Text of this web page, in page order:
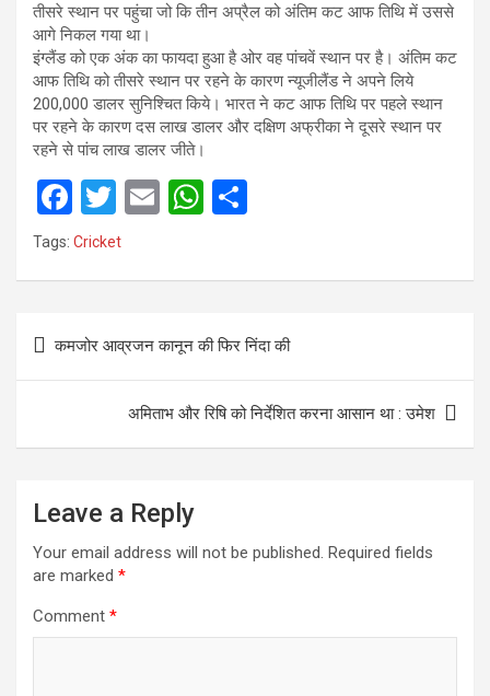
तीसरे स्थान पर पहुंचा जो कि तीन अप्रैल को अंतिम कट आफ तिथि में उससे
आगे निकल गया था।
इंग्लैंड को एक अंक का फायदा हुआ है ओर वह पांचवें स्थान पर है। अंतिम कट
आफ तिथि को तीसरे स्थान पर रहने के कारण न्यूजीलैंड ने अपने लिये
200,000 डालर सुनिश्चित किये। भारत ने कट आफ तिथि पर पहले स्थान
पर रहने के कारण दस लाख डालर और दक्षिण अफ्रीका ने दूसरे स्थान पर
रहने से पांच लाख डालर जीते।
F
a
o
o
T
wi
E
W
A
p
p
Tags: Cricket
navigation
कमजोर आव्रजन कानून की फिर निंदा की
अमिताभ और रिषि को निर्देशित करना आसान था : उमेश
Leave a Reply
Your email address will not be published. Required fields
are marked *
Comment *